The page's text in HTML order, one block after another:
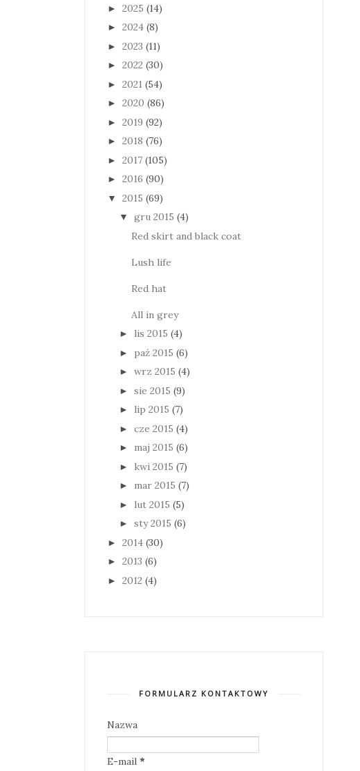
► 2025 (14)
► 2024 (8)
► 2023 (11)
► 2022 (30)
► 2021 (54)
► 2020 (86)
► 2019 (92)
► 2018 (76)
► 2017 (105)
► 2016 (90)
▼ 2015 (69)
▼ gru 2015 (4)
Red skirt and black coat
Lush life
Red hat
All in grey
► lis 2015 (4)
► paź 2015 (6)
► wrz 2015 (4)
► sie 2015 (9)
► lip 2015 (7)
► cze 2015 (4)
► maj 2015 (6)
► kwi 2015 (7)
► mar 2015 (7)
► lut 2015 (5)
► sty 2015 (6)
► 2014 (30)
► 2013 (6)
► 2012 (4)
FORMULARZ KONTAKTOWY
Nazwa
E-mail *